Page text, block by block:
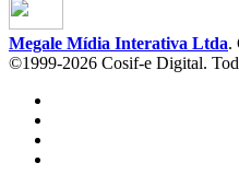
Megale Mídia Interativa Ltda.
©1999-2026 Cosif-e Digital.